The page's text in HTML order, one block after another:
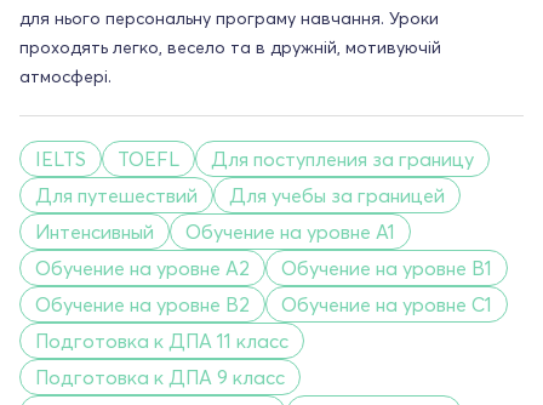
для нього персональну програму навчання. Уроки
проходять легко, весело та в дружній, мотивуючій
атмосфері.
IELTS TOEFL
Для поступления за границу
Для путешествий
Для учебы за границей
Интенсивный
Обучение на уровне A1
Обучение на уровне A2
Обучение на уровне B1
Обучение на уровне B2
Обучение на уровне C1
Подготовка к ДПА 11 класс
Подготовка к ДПА 9 класс